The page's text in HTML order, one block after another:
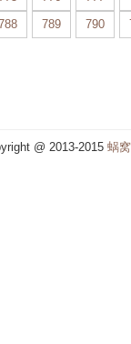
789 790
@ 2013-2015 蜗